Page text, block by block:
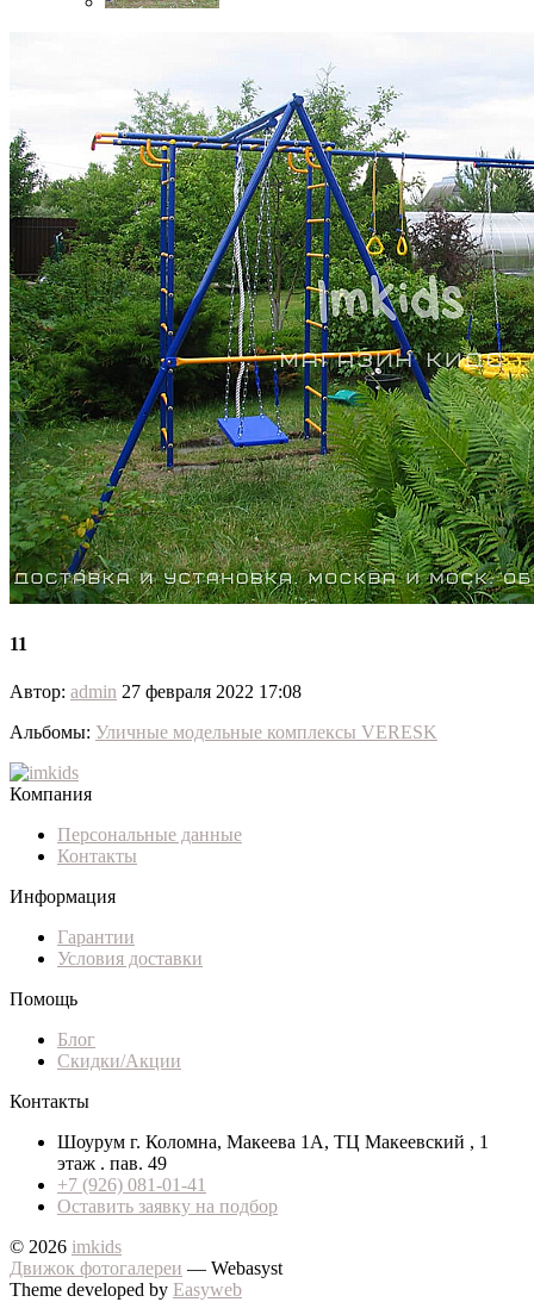
11
Автор: admin 27 февраля 2022 17:08
Альбомы: Уличные модельные комплексы VERESK
Компания
Персональные данные
Контакты
Информация
Гарантии
Условия доставки
Помощь
Блог
Скидки/Акции
Контакты
Шоурум г. Коломна, Макеева 1А, ТЦ Макеевский , 1
этаж . пав. 49
+7 (926) 081-01-41
Оставить заявку на подбор
© 2026 imkids
Движок фотогалереи — Webasyst
Theme developed by Easyweb